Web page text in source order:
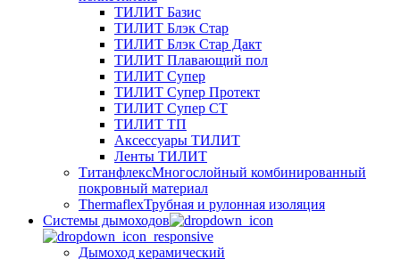
ТИЛИТ Базис
ТИЛИТ Блэк Стар
ТИЛИТ Блэк Стар Дакт
ТИЛИТ Плавающий пол
ТИЛИТ Супер
ТИЛИТ Супер Протект
ТИЛИТ Супер СТ
ТИЛИТ ТП
Аксессуары ТИЛИТ
Ленты ТИЛИТ
ТитанфлексМногослойный комбинированный
покровный материал
ThermaflexТрубная и рулонная изоляция
Cистемы дымоходов
Дымоход керамический